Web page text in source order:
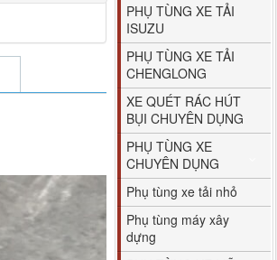
PHỤ TÙNG XE TẢI
ISUZU
PHỤ TÙNG XE TẢI
CHENGLONG
XE QUÉT RÁC HÚT
BỤI CHUYÊN DỤNG
PHỤ TÙNG XE
CHUYÊN DỤNG
Phụ tùng xe tải nhỏ
Phụ tùng máy xây
dựng